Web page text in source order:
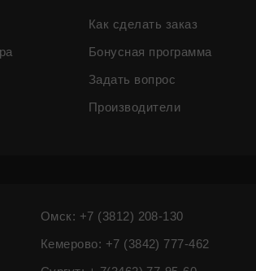
Как сделать заказ
Бонусная программа
Задать вопрос
Производители
Омск: +7 (3812) 208-130
Кемерово: +7 (3842) 777-462